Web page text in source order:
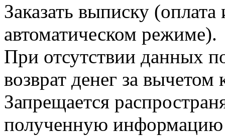
Заказать выписку
автоматическом режиме).
При отсутствии данных
возврат денег за
Запрещается
полученную информацию